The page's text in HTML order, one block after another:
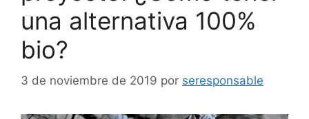
una alternativa 100%
bio?
3 de noviembre de 2019 por seresponsable